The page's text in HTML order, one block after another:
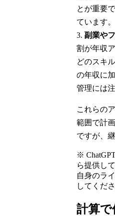
とが重要
ています。
副業や
割が年収
どのスキ
の年収に
管理には
これらの
範囲で計
ですが、
※
ら提供し
自身のラ
してくださ
計算で